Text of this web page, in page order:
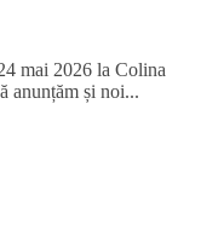
mai 2026 la Colina
anunțăm și noi...